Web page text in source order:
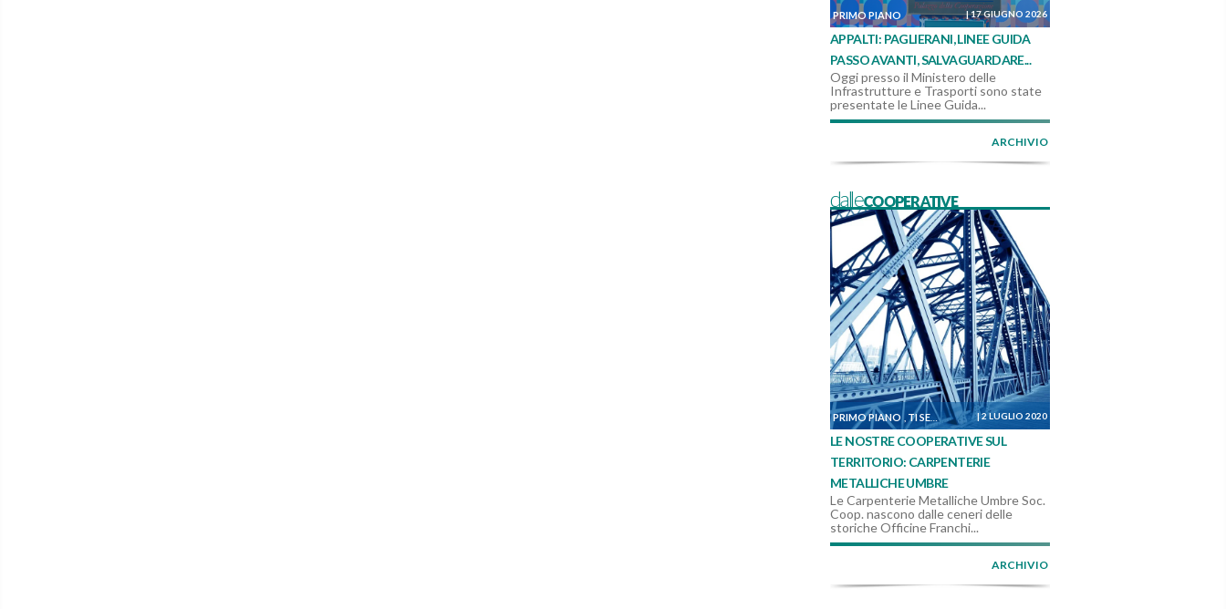
PRIMO PIANO |17 GIUGNO 2026
APPALTI: PAGLIERANI, LINEE GUIDA
PASSO AVANTI, SALVAGUARDARE...
Oggi presso il Ministero delle
Infrastrutture e Trasporti sono state
presentate le Linee Guida...
ARCHIVIO
dalleCOOPERATIVE
PRIMO PIANO TI SEGNALIAMO ,DALLE COOPERATIVE
|2 LUGLIO 2020
LE NOSTRE COOPERATIVE SUL
TERRITORIO: CARPENTERIE
METALLICHE UMBRE
Le Carpenterie Metalliche Umbre Soc.
Coop. nascono dalle ceneri delle
storiche Officine Franchi...
ARCHIVIO